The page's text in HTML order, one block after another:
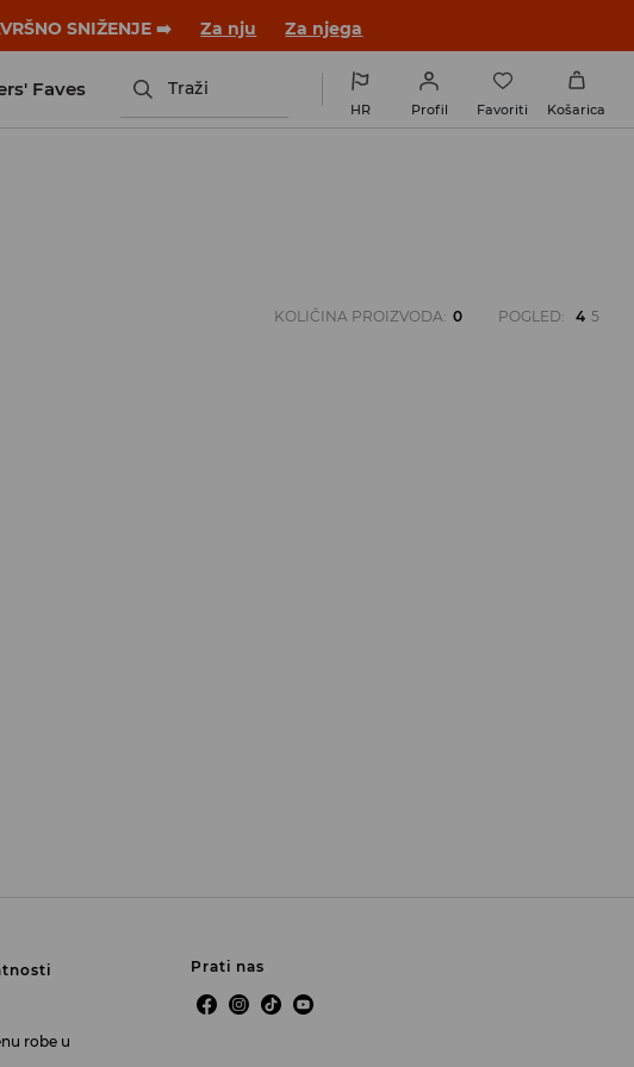
SNIŽENJE ➡️ Za nju Za njega
Faves Traži
HR Profil Favoriti Košarica
KOLIČINA PROIZVODA: 0 POGLED: 4 5
robe u
Prati nas